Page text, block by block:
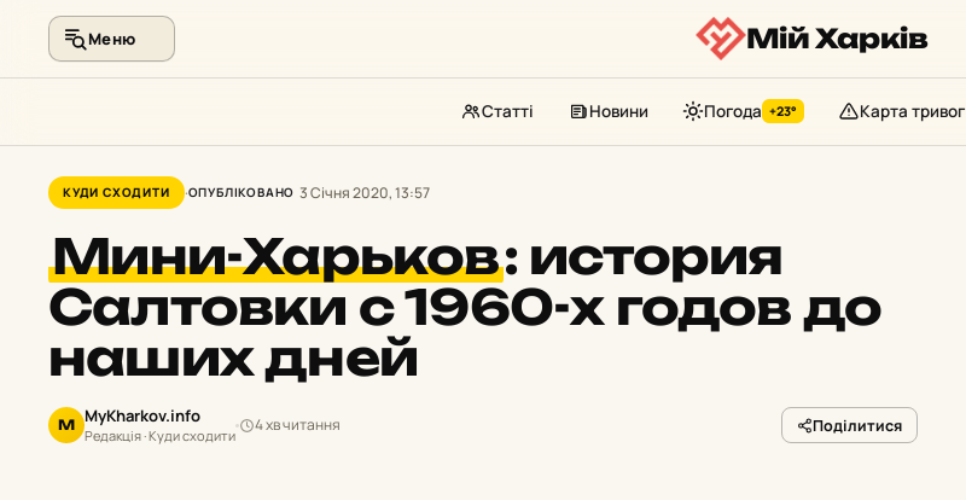
контенту
Меню Мій Харків
Статті Новини Погода +23° Карта тривог
КУДИ СХОДИТИ ОПУБЛІКОВАНО 3 Січня 2020, 13:57
Мини-Харьков: история
Салтовки с 1960-х годов до
наших дней
M MyKharkov.info
Редакція · Куди сходити
4 хв читання Поділитися